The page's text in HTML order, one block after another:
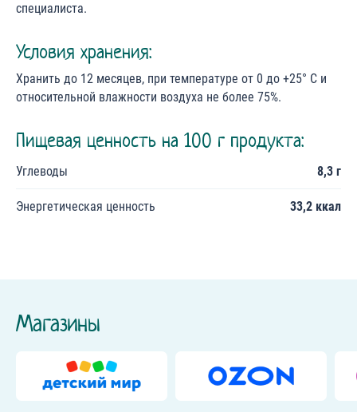
специалиста.
Условия хранения:
Хранить до 12 месяцев, при температуре от 0 до +25° С и
относительной влажности воздуха не более 75%.
Пищевая ценность на 100 г продукта:
Углеводы 8,3 г
Энергетическая ценность 33,2 ккал
Магазины